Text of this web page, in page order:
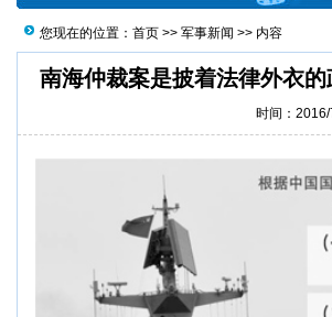
您现在的位置： 首页 >> 军事新闻 >> 内容
南海仲裁案是披着法律外衣
时间：